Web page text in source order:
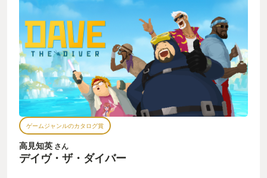
ゲームジャンルのカタログ賞
高見知英 さん
デイヴ・ザ・ダイバー